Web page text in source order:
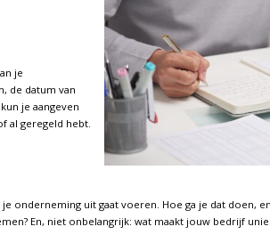
je
de datum van
je aangeven
al geregeld hebt.
onderneming uit gaat voeren. Hoe ga je dat doen,
En, niet onbelangrijk: wat maakt jouw bedrijf